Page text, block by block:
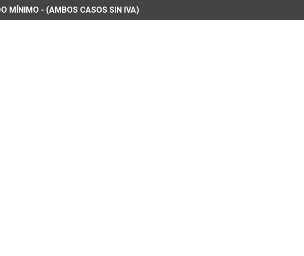
MÍNIMO - (AMBOS CASOS SIN IVA)